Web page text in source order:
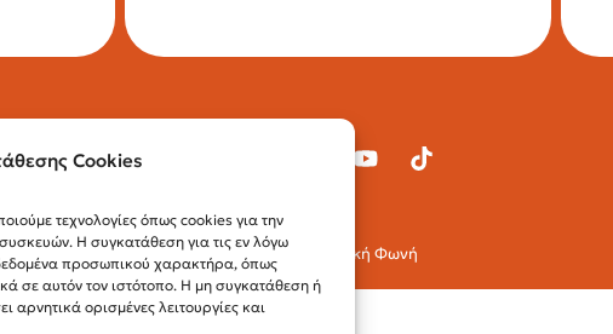
Cookies
τεχνολογίες όπως cookies για την
Η συγκατάθεση για τις εν λόγω
προσωπικού χαρακτήρα, όπως
σε αυτόν τον ιστότοπο. Η μη συγκατάθεση ή
ορισμένες λειτουργίες και
© 2024 Θετική Φωνή